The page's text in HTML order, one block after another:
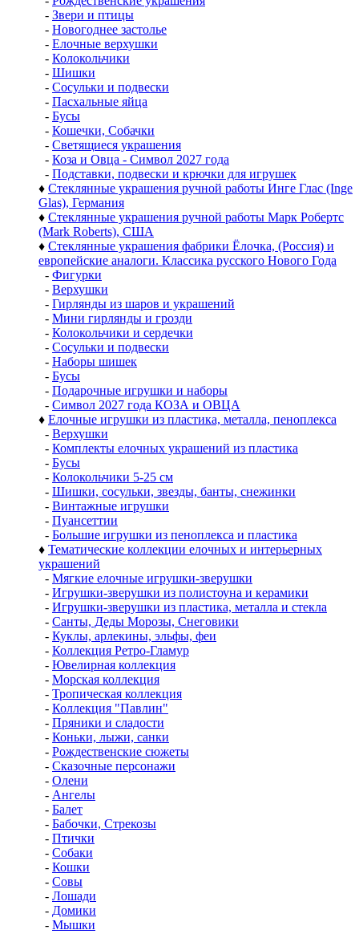
- Звери и птицы
- Новогоднее застолье
- Елочные верхушки
- Колокольчики
- Шишки
- Сосульки и подвески
- Пасхальные яйца
- Бусы
- Кошечки, Собачки
- Светящиеся украшения
- Коза и Овца - Символ 2027 года
- Подставки, подвески и крючки для игрушек
♦ Стеклянные украшения ручной работы Инге Глас (Inge
Glas), Германия
♦ Стеклянные украшения ручной работы Марк Робертс
(Mark Roberts), США
♦ Стеклянные украшения фабрики Ёлочка, (Россия) и
европейские аналоги. Классика русского Нового Года
- Фигурки
- Верхушки
- Гирлянды из шаров и украшений
- Мини гирлянды и грозди
- Колокольчики и сердечки
- Сосульки и подвески
- Наборы шишек
- Бусы
- Подарочные игрушки и наборы
- Символ 2027 года КОЗА и ОВЦА
♦ Елочные игрушки из пластика, металла, пеноплекса
- Верхушки
- Комплекты елочных украшений из пластика
- Бусы
- Колокольчики 5-25 см
- Шишки, сосульки, звезды, банты, снежинки
- Винтажные игрушки
- Пуансеттии
- Большие игрушки из пеноплекса и пластика
♦ Тематические коллекции елочных и интерьерных
украшений
- Мягкие елочные игрушки-зверушки
- Игрушки-зверушки из полистоуна и керамики
- Игрушки-зверушки из пластика, металла и стекла
- Санты, Деды Морозы, Снеговики
- Куклы, арлекины, эльфы, феи
- Коллекция Ретро-Гламур
- Ювелирная коллекция
- Морская коллекция
- Тропическая коллекция
- Коллекция "Павлин"
- Пряники и сладости
- Коньки, лыжи, санки
- Рождественские сюжеты
- Сказочные персонажи
- Олени
- Ангелы
- Балет
- Бабочки, Стрекозы
- Птички
- Собаки
- Кошки
- Совы
- Лошади
- Домики
- Мышки